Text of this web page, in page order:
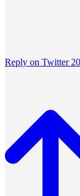
Reply on Twitter